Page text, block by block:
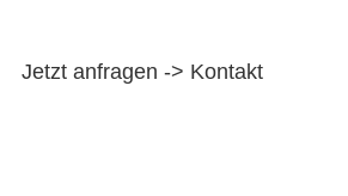
Jetzt anfragen -> Kontakt